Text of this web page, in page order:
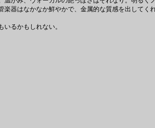
器はなかなか鮮やかで、金属的な質感を出してく
るかもしれない。